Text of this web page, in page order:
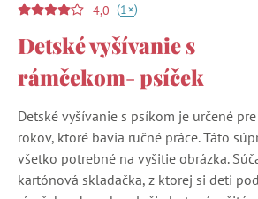
4,0 (1+)
Detské vyšívanie s
rámčekom- psíček
Detské vyšívanie s psíkom je určené
rokov, ktoré bavia ručné práce. Táto
všetko potrebné na vyšitie obrázka.
kartónová skladačka, z ktorej si deti